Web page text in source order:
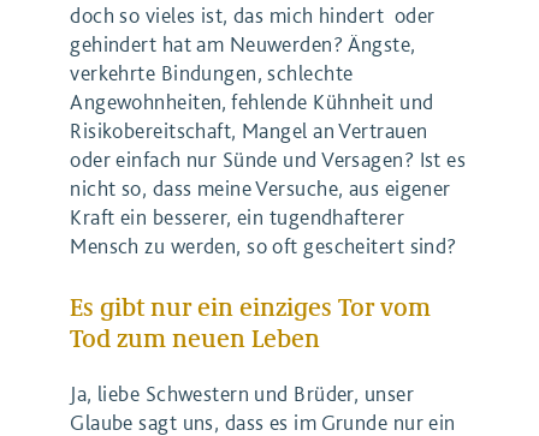
doch so vieles ist, das mich hindert oder
gehindert hat am Neuwerden? Ängste,
verkehrte Bindungen, schlechte
Angewohnheiten, fehlende Kühnheit und
Risikobereitschaft, Mangel an Vertrauen
oder einfach nur Sünde und Versagen? Ist es
nicht so, dass meine Versuche, aus eigener
Kraft ein besserer, ein tugendhafterer
Mensch zu werden, so oft gescheitert sind?
Es gibt nur ein einziges Tor vom
Tod zum neuen Leben
Ja, liebe Schwestern und Brüder, unser
Glaube sagt uns, dass es im Grunde nur ein